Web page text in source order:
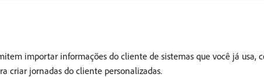
importar informações do cliente de sistemas que você já usa,
criar jornadas do cliente personalizadas.